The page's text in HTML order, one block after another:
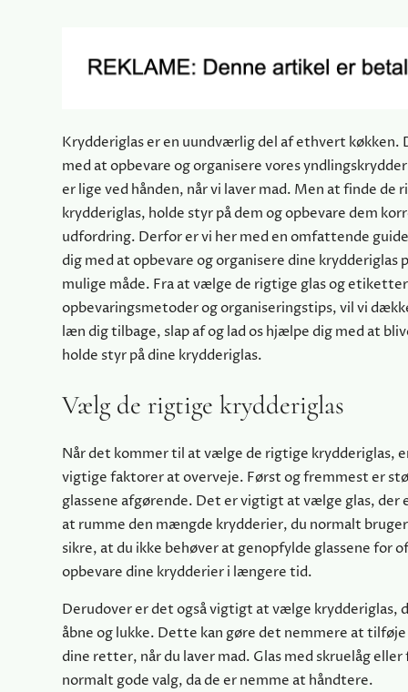
Krydderiglas er en uundværlig del af ethvert køkken.
med at opbevare og organisere vores
er lige ved hånden, når vi laver mad. Men at finde de
krydderiglas, holde styr på dem og opbevare dem
udfordring. Derfor er vi her med en omfattende
dig med at opbevare og organisere dine krydderiglas
mulige måde. Fra at vælge de rigtige glas og
opbevaringsmetoder og organiseringstips, vil vi
læn dig tilbage, slap af og lad os hjælpe dig med at
holde styr på dine krydderiglas.
Vælg de rigtige krydderiglas
Når det kommer til at vælge de rigtige krydderiglas,
vigtige faktorer at overveje. Først og fremmest er
glassene afgørende. Det er vigtigt at vælge glas, der
at rumme den mængde krydderier, du normalt
sikre, at du ikke behøver at genopfylde glassene for
opbevare dine krydderier i længere tid.
Derudover er det også vigtigt at vælge krydderiglas,
åbne og lukke. Dette kan gøre det nemmere at
dine retter, når du laver mad. Glas med skruelåg
normalt gode valg, da de er nemme at håndtere.